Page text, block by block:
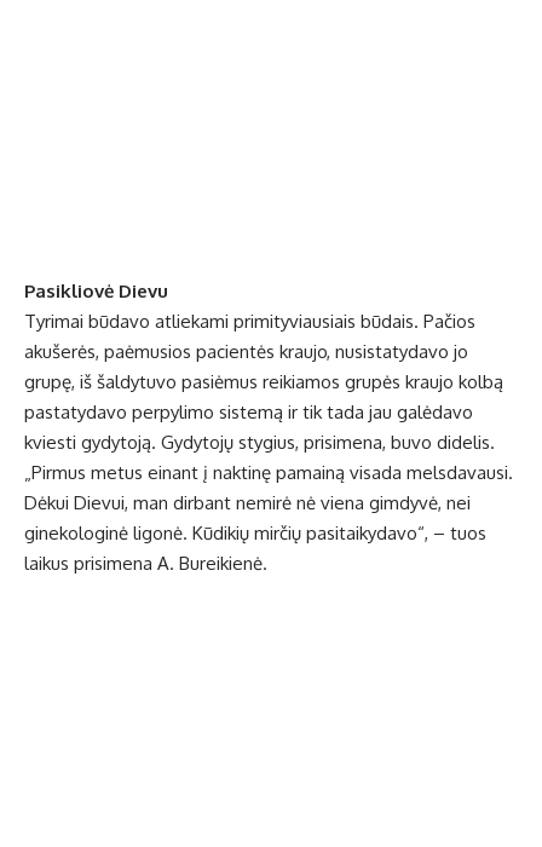
Pasikliovė Dievu
Tyrimai būdavo atliekami primityviausiais būdais. Pačios
akušerės, paėmusios pacientės kraujo, nusistatydavo jo
grupę, iš šaldytuvo pasiėmus reikiamos grupės kraujo kolbą
pastatydavo perpylimo sistemą ir tik tada jau galėdavo
kviesti gydytoją. Gydytojų stygius, prisimena, buvo didelis.
„Pirmus metus einant į naktinę pamainą visada melsdavausi.
Dėkui Dievui, man dirbant nemirė nė viena gimdyvė, nei
ginekologinė ligonė. Kūdikių mirčių pasitaikydavo“, – tuos
laikus prisimena A. Bureikienė.